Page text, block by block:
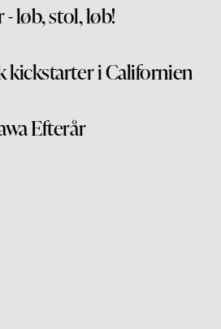
løb, stol, løb!
kickstarter i Californien
Efterår